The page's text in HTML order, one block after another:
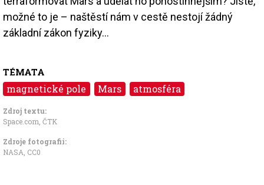
možné to je – naštěstí nám v cestě nestojí žádný
základní zákon fyziky...
TÉMATA
magnetické pole Mars atmosféra
Zdroj textu:
Space.com ČTK
Zdroje fotografii:
NASA, CC0